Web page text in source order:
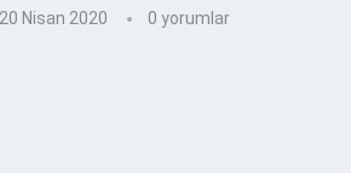
20 Nisan 2020 0 yorumlar